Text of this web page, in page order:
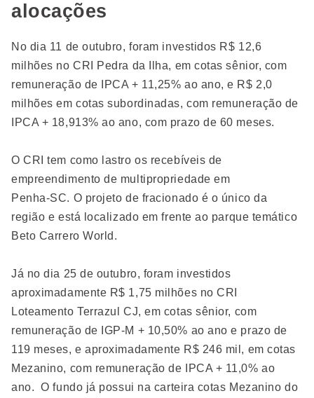
alocações
No dia 11 de outubro, foram investidos R$ 12,6
milhões no CRI Pedra da Ilha, em cotas sênior, com
remuneração de IPCA + 11,25% ao ano, e R$ 2,0
milhões em cotas subordinadas, com remuneração de
IPCA + 18,913% ao ano, com prazo de 60 meses.
O CRI tem como lastro os recebíveis de
empreendimento de multipropriedade em
Penha-SC. O projeto de fracionado é o único da
região e está localizado em frente ao parque temático
Beto Carrero World.
Já no dia 25 de outubro, foram investidos
aproximadamente R$ 1,75 milhões no CRI
Loteamento Terrazul CJ, em cotas sênior, com
remuneração de IGP-M + 10,50% ao ano e prazo de
119 meses, e aproximadamente R$ 246 mil, em cotas
Mezanino, com remuneração de IPCA + 11,0% ao
ano. O fundo já possui na carteira cotas Mezanino do